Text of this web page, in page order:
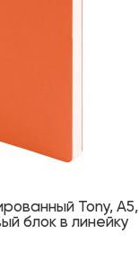
Tony, А5,
блок в линейку